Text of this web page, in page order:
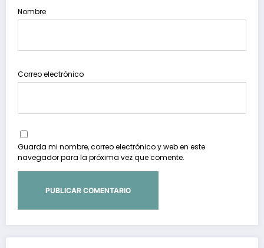
Nombre
Correo electrónico
Guarda mi nombre, correo electrónico y web en este
navegador para la próxima vez que comente.